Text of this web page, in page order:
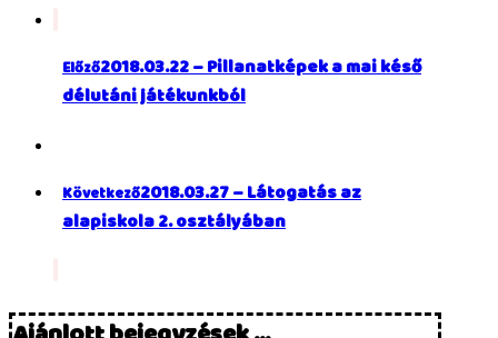
Előző2018.03.22 – Pillanatképek a mai késő
délutáni játékunkból
Következő2018.03.27 – Látogatás az
alapiskola 2. osztályában